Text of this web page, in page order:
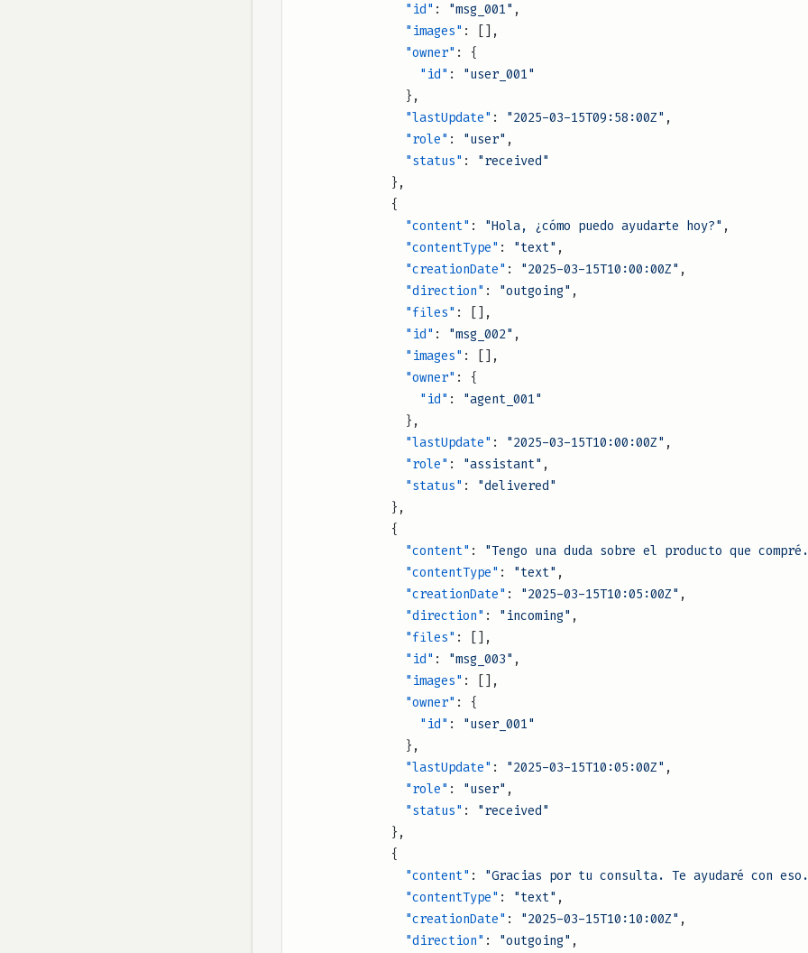
              "id"
: "msg_001" ,
              "images"
: [],
              "owner"
: {
                "id"
:
"user_001"
              },
              "lastUpdate"
: "2025-03-15T09:58:00Z" ,
              "role"
: "user" ,
              "status"
:
"received"
            },
            {
              "content"
: "Hola, ¿cómo puedo ayudarte hoy?" ,
              "contentType"
: "text" ,
              "creationDate"
: "2025-03-15T10:00:00Z" ,
              "direction"
: "outgoing" ,
              "files"
: [],
              "id"
: "msg_002" ,
              "images"
: [],
              "owner"
: {
                "id"
:
"agent_001"
              },
              "lastUpdate"
: "2025-03-15T10:00:00Z" ,
              "role"
: "assistant" ,
              "status"
:
"delivered"
            },
            {
              "content"
:
"Tengo una duda sobre el producto que
              "contentType"
: "text" ,
              "creationDate"
: "2025-03-15T10:05:00Z" ,
              "direction"
: "incoming" ,
              "files"
: [],
              "id"
: "msg_003" ,
              "images"
: [],
              "owner"
: {
                "id"
:
"user_001"
              },
              "lastUpdate"
: "2025-03-15T10:05:00Z" ,
              "role"
: "user" ,
              "status"
:
"received"
            },
            {
              "content"
:
"Gracias por tu consulta. Te ayudaré con
              "contentType"
: "text" ,
              "creationDate"
: "2025-03-15T10:10:00Z" ,
              "direction"
: "outgoing" ,